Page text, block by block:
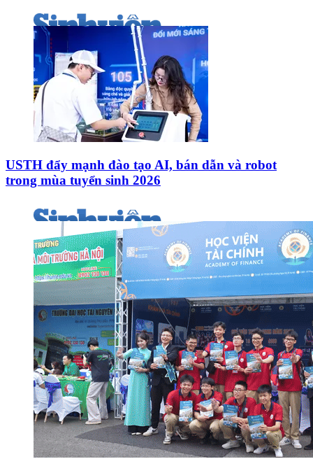
USTH đẩy mạnh đào tạo AI, bán dẫn và robot
trong mùa tuyển sinh 2026